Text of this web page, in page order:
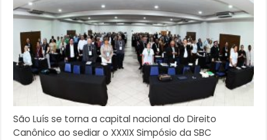
São Luís se torna a capital nacional do Direito
Canônico ao sediar o XXXIX Simpósio da SBC